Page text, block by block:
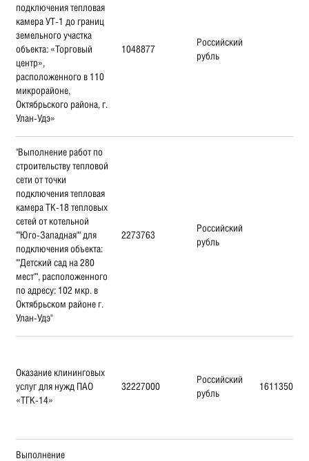
подключения тепловая
камера УТ-1 до границ
земельного участка
объекта: «Торговый
центр»,
расположенного в 110
микрорайоне,
Октябрьского района, г.
Улан-Удэ»
1048877
Российский
рубль
"Выполнение работ по
строительству тепловой
сети от точки
подключения тепловая
камера ТК-18 тепловых
сетей от котельной
""Юго-Западная"" для
подключения объекта:
""Детский сад на 280
мест"", расположенного
по адресу: 102 мкр. в
Октябрьском районе г.
Улан-Удэ"
2273763
Российский
рубль
Оказание клининговых
услуг для нужд ПАО
«ТГК-14»
32227000
Российский
рубль
16113500
Выполнение